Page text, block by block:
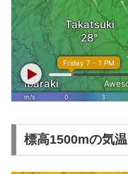
標高1500mの気温